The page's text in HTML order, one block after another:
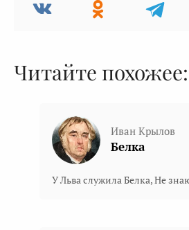
Читайте похожее:
Иван Крылов
Белка
У Льва служила Белка, Не